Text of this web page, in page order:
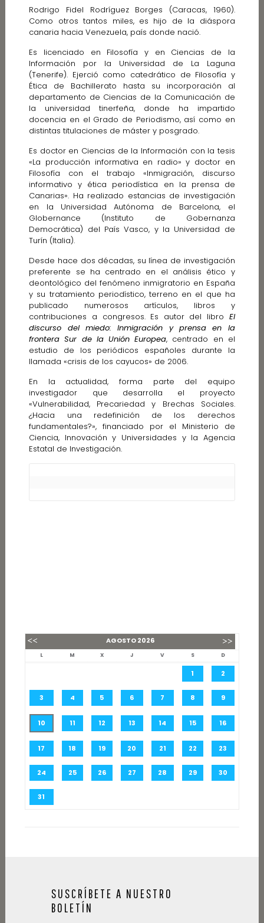
Rodrigo Fidel Rodríguez Borges (Caracas, 1960).
Como otros tantos miles, es hijo de la diáspora
canaria hacia Venezuela, país donde nació.
Es licenciado en Filosofía y en Ciencias de la
Información por la Universidad de La Laguna
(Tenerife). Ejerció como catedrático de Filosofía y
Ética de Bachillerato hasta su incorporación al
departamento de Ciencias de la Comunicación de
la universidad tinerfeña, donde ha impartido
docencia en el Grado de Periodismo, así como en
distintas titulaciones de máster y posgrado.
Es doctor en Ciencias de la Información con la tesis
«La producción informativa en radio» y doctor en
Filosofía con el trabajo «Inmigración, discurso
informativo y ética periodística en la prensa de
Canarias». Ha realizado estancias de investigación
en la Universidad Autónoma de Barcelona, el
Globernance (Instituto de Gobernanza
Democrática) del País Vasco, y la Universidad de
Turín (Italia).
Desde hace dos décadas, su línea de investigación
preferente se ha centrado en el análisis ético y
deontológico del fenómeno inmigratorio en España
y su tratamiento periodístico, terreno en el que ha
publicado numerosos artículos, libros y
contribuciones a congresos. Es autor del libro El
discurso del miedo: Inmigración y prensa en la
frontera Sur de la Unión Europea, centrado en el
estudio de los periódicos españoles durante la
llamada «crisis de los cayucos» de 2006.
En la actualidad, forma parte del equipo
investigador que desarrolla el proyecto
«Vulnerabilidad, Precariedad y Brechas Sociales.
¿Hacia una redefinición de los derechos
fundamentales?», financiado por el Ministerio de
Ciencia, Innovación y Universidades y la Agencia
Estatal de Investigación.
AGOSTO2026
L M X J V S D
1 2
3 4 5 6 7 8 9
10 11 12 13 14 15 16
17 18 19 20 21 22 23
24 25 26 27 28 29 30
31
SUSCRÍBETE A NUESTRO
BOLETÍN